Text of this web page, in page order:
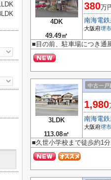
4DK
49.49㎡
380万
南海電
大阪府堺
■目の前、駐車場につき通
3LDK
113.08㎡
中古一戸
1,980
南海電
大阪府堺
■久世小学校まで徒歩約1